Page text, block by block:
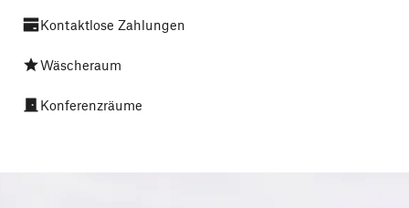
Kontaktlose Zahlungen
Wäscheraum
Konferenzräume